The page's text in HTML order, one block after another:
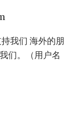
我们 海外的朋
们。（用户名